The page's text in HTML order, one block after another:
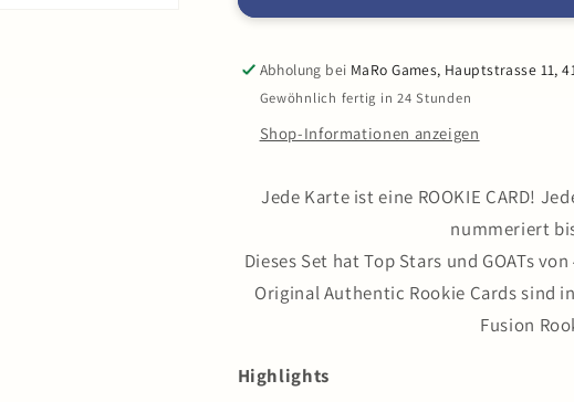
Edition
Pack
EN
Edition
Pack
EN
Abholung bei MaRo Games, Hauptstrasse 11,
Gewöhnlich fertig in 24 Stunden
Shop-Informationen anzeigen
Jede Karte ist eine ROOKIE CARD!
nummeriert
Dieses Set hat Top Stars und GOATs
Original Authentic Rookie Cards sind
Fusion
Highlights